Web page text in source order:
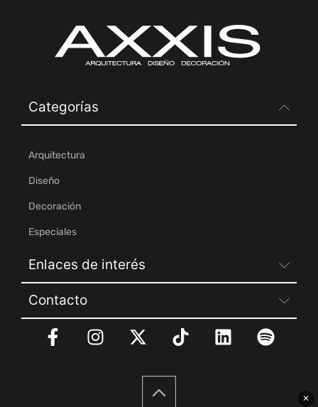
✕
Categorías
Arquitectura
Diseño
Decoración
Especiales
Enlaces de interés
Contacto